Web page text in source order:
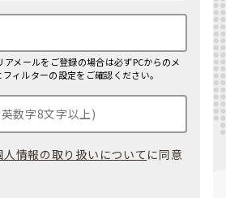
メールをご登録の場合は必ずPCからのメ
ィルターの設定をご確認ください。
人情報の取り扱いについて に同意